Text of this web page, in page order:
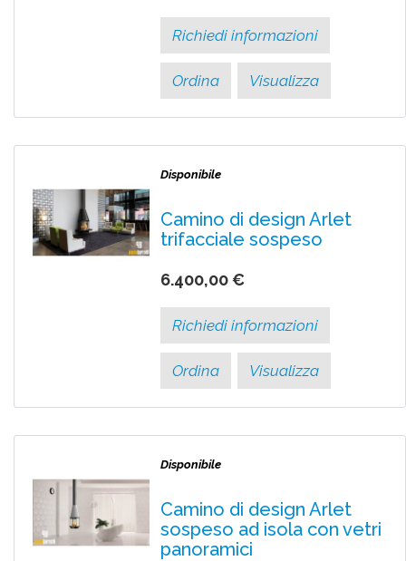
Richiedi informazioni
Ordina Visualizza
Disponibile
Camino di design Arlet
trifacciale sospeso
6.400,00 €
Richiedi informazioni
Ordina Visualizza
Disponibile
Camino di design Arlet
sospeso ad isola con vetri
panoramici